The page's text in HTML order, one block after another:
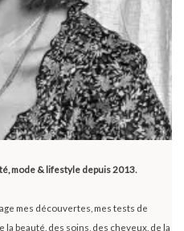
mode & lifestyle depuis 2013.
mes découvertes, mes tests de
beauté, des soins, des cheveux, de la